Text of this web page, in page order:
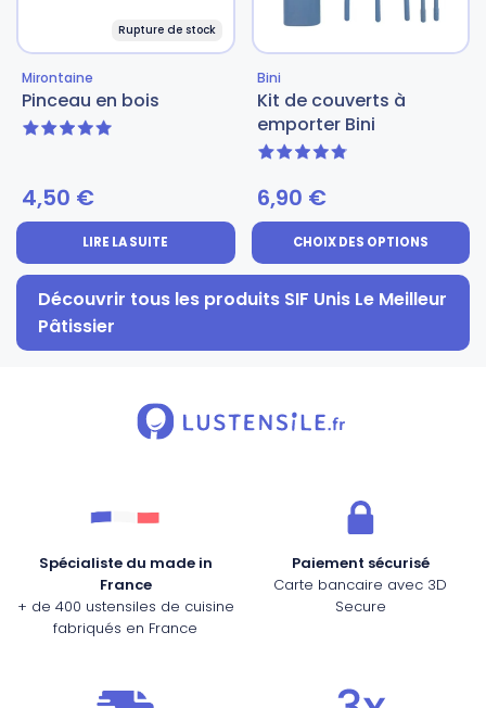
Rupture de stock
Mirontaine
Pinceau en bois
4,50 €
LIRE LA SUITE
Bini
Kit de couverts à
emporter Bini
4.83 sur 5
6,90 €
CHOIX DES OPTIONS
Découvrir tous les produits SIF Unis Le Meilleur
Pâtissier
Spécialiste du made in
France
+ de 400 ustensiles de cuisine
fabriqués en France
Paiement sécurisé
Carte bancaire avec 3D
Secure